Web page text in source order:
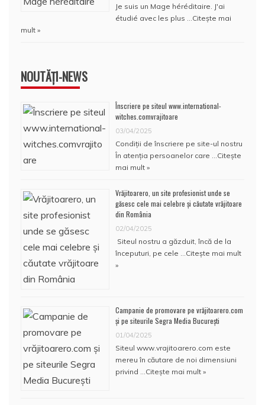
Je suis un Mage héréditaire. J'ai
étudié avec les plus … Citește mai
mult »
NOUTĂȚI-NEWS
Înscriere pe siteul www.international-
witches.comvrajitoare
03/04/2025
Condiţii de înscriere pe site-ul nostru
În atenţia persoanelor care … Citește
mai mult »
Vrăjitoarero, un site profesionist unde se
găsesc cele mai celebre și căutate vrăjitoare
din România
02/04/2025
Siteul nostru a găzduit, încă de la
începuturi, pe cele … Citește mai mult
»
Campanie de promovare pe vrăjitoarero.com
și pe siteurile Segra Media București
01/04/2025
Siteul www.vrajitoarero.com este
mereu în căutare de noi dimensiuni
privind … Citește mai mult »